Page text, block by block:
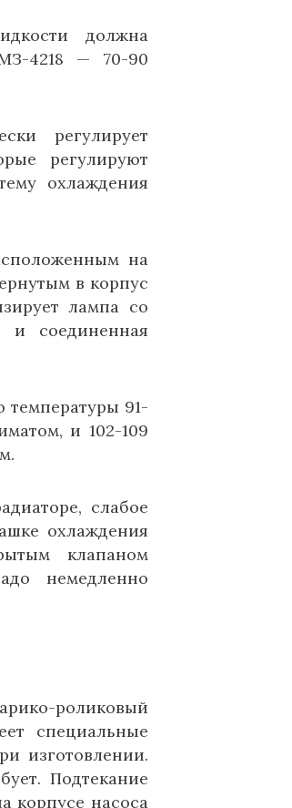
должна
4218 — 70-90
регулирует
регулируют
охлаждения
на
в корпус
лампа со
и соединенная
91-
и 102-109
слабое
охлаждения
клапаном
немедленно
роликовый
специальные
изготовлении.
Подтекание
корпусе насоса